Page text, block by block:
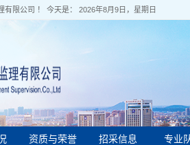
有限公司 ！ 今天是： 2026年8月9日，星期日
资质与荣誉 招采信息 专业